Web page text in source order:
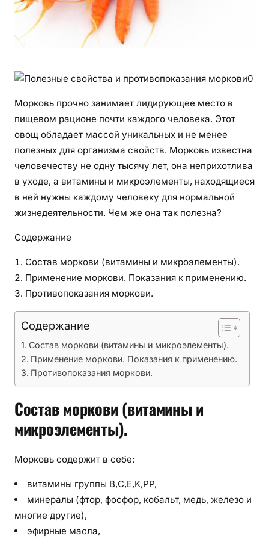
Морковь прочно занимает лидирующее место в
пищевом рационе почти каждого человека. Этот
овощ обладает массой уникальных и не менее
полезных для организма свойств. Морковь известна
человечеству не одну тысячу лет, она неприхотлива
в уходе, а витамины и микроэлементы, находящиеся
в ней нужны каждому человеку для нормальной
жизнедеятельности. Чем же она так полезна?
Содержание
Состав моркови (витамины и микроэлементы).
Применение моркови. Показания к применению.
Противопоказания моркови.
Содержание
Состав моркови (витамины и микроэлементы).
Применение моркови. Показания к применению.
Противопоказания моркови.
Состав моркови (витамины и
микроэлементы).
Морковь содержит в себе:
витамины группы B,С,E,K,PP,
минералы (фтор, фосфор, кобальт, медь, железо и
многие другие),
эфирные масла,